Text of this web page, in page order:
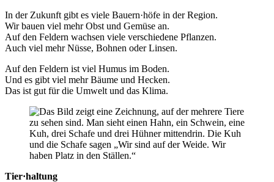
In der Zukunft gibt es viele Bauern·höfe in der Region.
Wir bauen viel mehr Obst und Gemüse an.
Auf den Feldern wachsen viele verschiedene Pflanzen.
Auch viel mehr Nüsse, Bohnen oder Linsen.
Auf den Feldern ist viel Humus im Boden.
Und es gibt viel mehr Bäume und Hecken.
Das ist gut für die Umwelt und das Klima.
Tier·haltung